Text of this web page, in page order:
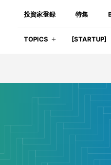
投資家登録 特集
TOPICS [STARTUP]